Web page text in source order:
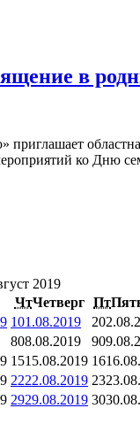
в
ко Дню
2019
ЧтЧетверг Пт
101.08.2019 2
808.08.2019 9
1515.08.2019 16
2222.08.2019 23
2929.08.2019 30